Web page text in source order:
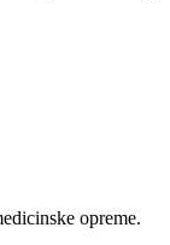
opreme.